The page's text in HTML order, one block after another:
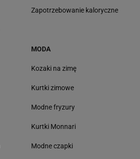
Zapotrzebowanie kaloryczne
MODA
Kozaki na zimę
Kurtki zimowe
Modne fryzury
Kurtki Monnari
Modne czapki